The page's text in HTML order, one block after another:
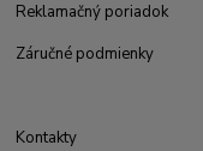
Reklamačný poriadok
Záručné podmienky
Kontakty